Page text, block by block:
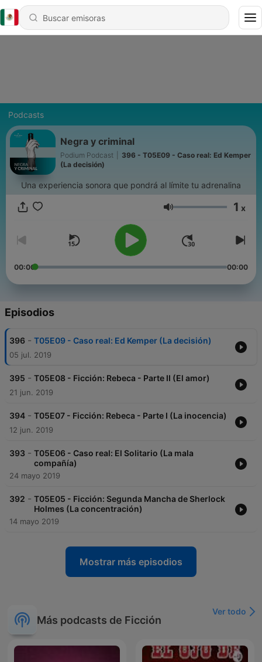
Podcasts
Negra y criminal
Podium Podcast
396 - T05E09 - Caso real: Ed Kemper
(La decisión)
Una experiencia sonora que pondrá al límite tu adrenalina
Volumen 1 x
00:00 00:00
Episodios
396 - T05E09 - Caso real: Ed Kemper (La decisión)
05 jul. 2019
395 - T05E08 - Ficción: Rebeca - Parte II (El amor)
21 jun. 2019
394 - T05E07 - Ficción: Rebeca - Parte I (La inocencia)
12 jun. 2019
393 - T05E06 - Caso real: El Solitario (La mala
compañía)
24 mayo 2019
392 - T05E05 - Ficción: Segunda Mancha de Sherlock
Holmes (La concentración)
14 mayo 2019
Mostrar más episodios
Más podcasts de Ficción
Ver todo